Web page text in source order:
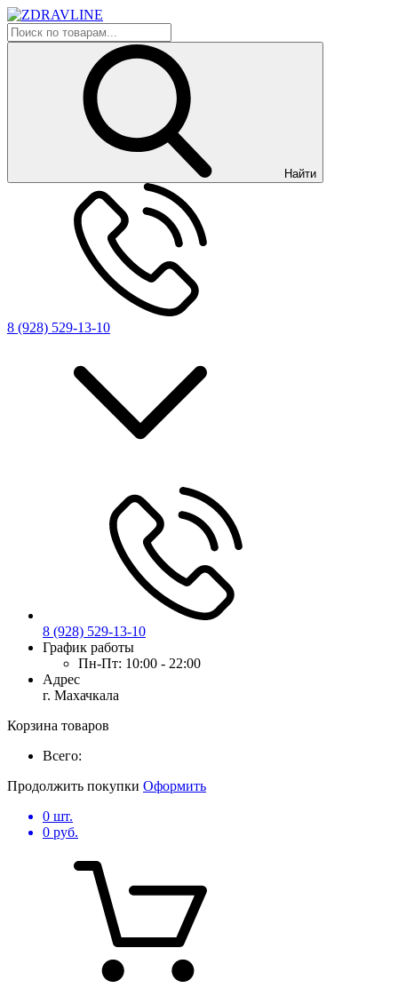
Найти
8 (928) 529-13-10
8 (928) 529-13-10
График работы
Пн-Пт: 10:00 - 22:00
Адрес
г. Махачкала
Корзина товаров
Всего:
Продолжить покупки Оформить
0 шт.
0 руб.